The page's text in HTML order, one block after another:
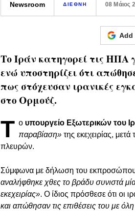
Newsroom ΔΙΕΘΝΗ 08 Μάιος
Add
Το Ιράν κατηγορεί τις ΗΠΑ
ενώ υποστηρίζει ότι
πως στόχευσαν ιρανικές
στο Ορμούζ.
Τ ο υπουργείο Εξωτερικών του
παραβίαση» της εκεχειρίας,
πλευρών.
Σύμφωνα με δήλωση του
αναλήφθηκε χθες το βράδυ συνιστά
εκεχειρίας». Ο ίδιος πρόσθεσε ότι οι
και απώθησαν τις επιθέσεις του με